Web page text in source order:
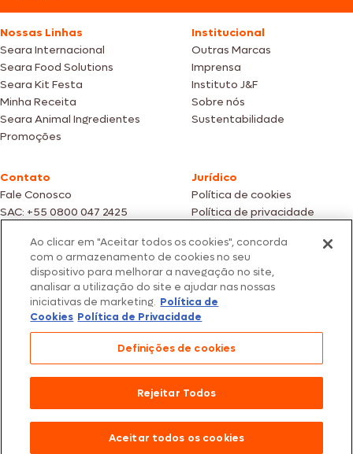
Nossas Linhas
Seara Internacional
Seara Food Solutions
Seara Kit Festa
Minha Receita
Seara Animal Ingredientes
Promoções
Institucional
Outras Marcas
Imprensa
Instituto J&F
Sobre nós
Sustentabilidade
Contato
Fale Conosco
SAC: +55 0800 047 2425
Jurídico
Política de cookies
Política de privacidade
Fotos meramente ilustrativas | Ofertas válidas enquanto durarem os
estoques dos nossos parceiros | Vendas sujeitas a análise e confirmação
de dados.
Os preços, promoções e condições de pagamento são válidos
exclusivamente para compras efetuadas em nossos parceiros.
Todos os produtos estão sujeitos a disponibilidade de estoque.
São Paulo/SP – CEP 05.118-100
© 2026 Seara. Todos os direitos reservados
Ao clicar em "Aceitar todos os cookies", concorda
com o armazenamento de cookies no seu
dispositivo para melhorar a navegação no site,
analisar a utilização do site e ajudar nas nossas
iniciativas de marketing. Política de
Cookies Política de Privacidade
Definições de cookies
Rejeitar Todos
Aceitar todos os cookies